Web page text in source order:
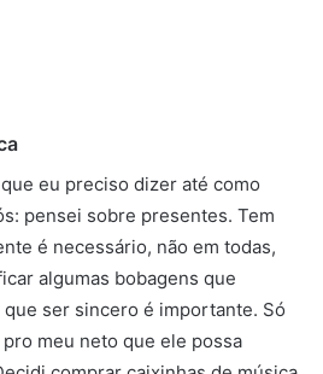
eu preciso dizer até como
pensei sobre presentes. Tem
é necessário, não em todas,
algumas bobagens que
ser sincero é importante. Só
meu neto que ele possa